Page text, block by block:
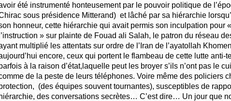
été instrumenté honteusement par le pouvoir politique de
sous présidence Mitterand) et lâché par sa hiérarchie
honneur, cette hiérarchie qui avait permis son inculpation pour
l’instruction » sur plainte de Fouad ali Salah, le patron du réseau
multiplié les attentats sur ordre de l’Iran de l’ayatollah
encore, ceux qui portent le flambeau de cette lutte anti-
à la raison d’état,laquelle peut les broyer s’ils n’ont pas le
de la peste de leurs téléphones. Voire même des policiers
(des équipes souvent tournantes), susceptibles de
hiérarchie, des conversations secrètes… C’est dire… Un jour que